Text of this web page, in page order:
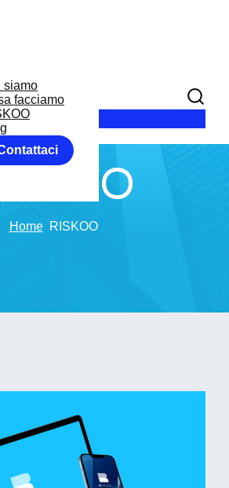
siamo
facciamo
Home RISKOO